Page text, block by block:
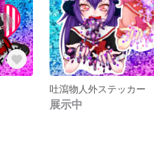
吐瀉物人外ステッカー
展示中